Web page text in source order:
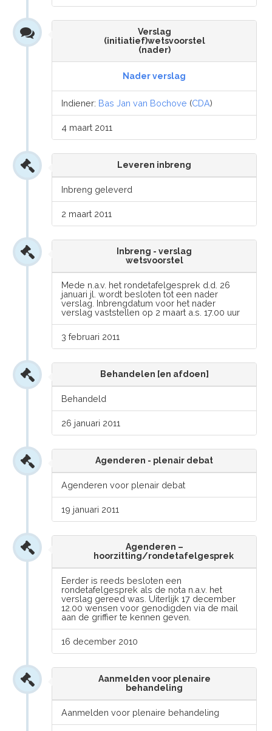
Verslag
(initiatief)wetsvoorstel
(nader)
Nader verslag
Indiener: Bas Jan van Bochove (CDA)
4 maart 2011
Leveren inbreng
Inbreng geleverd
2 maart 2011
Inbreng - verslag
wetsvoorstel
Mede n.a.v. het rondetafelgesprek d.d. 26
januari jl. wordt besloten tot een nader
verslag. Inbrengdatum voor het nader
verslag vaststellen op 2 maart a.s. 17.00 uur
3 februari 2011
Behandelen [en afdoen]
Behandeld
26 januari 2011
Agenderen - plenair debat
Agenderen voor plenair debat
19 januari 2011
Agenderen –
hoorzitting/rondetafelgesprek
Eerder is reeds besloten een
rondetafelgesprek als de nota n.a.v. het
verslag gereed was. Uiterlijk 17 december
12.00 wensen voor genodigden via de mail
aan de griffier te kennen geven.
16 december 2010
Aanmelden voor plenaire
behandeling
Aanmelden voor plenaire behandeling